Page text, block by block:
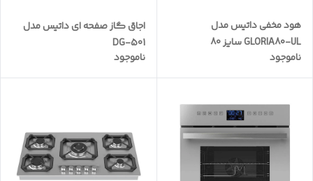
هود مخفی داتیس مدل
GLORIA80-UL سایز 80
ناموجود
اجاق گاز صفحه ای داتیس مدل
DG-501
ناموجود